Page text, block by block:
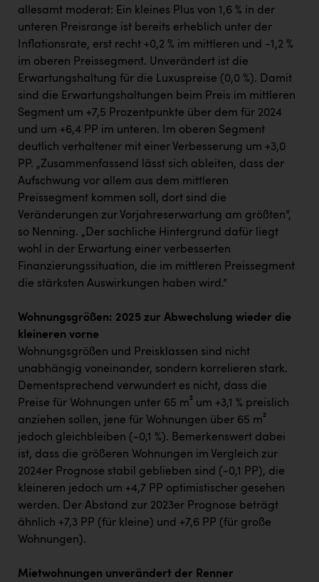
allesamt moderat: Ein kleines Plus von 1,6 % in der
unteren Preisrange ist bereits erheblich unter der
Inflationsrate, erst recht +0,2 % im mittleren und -1,2 %
im oberen Preissegment. Unverändert ist die
Erwartungshaltung für die Luxuspreise (0,0 %). Damit
sind die Erwartungshaltungen beim Preis im mittleren
Segment um +7,5 Prozentpunkte über dem für 2024
und um +6,4 PP im unteren. Im oberen Segment
deutlich verhaltener mit einer Verbesserung um +3,0
PP. „Zusammenfassend lässt sich ableiten, dass der
Aufschwung vor allem aus dem mittleren
Preissegment kommen soll, dort sind die
Veränderungen zur Vorjahreserwartung am größten“,
so Nenning. „Der sachliche Hintergrund dafür liegt
wohl in der Erwartung einer verbesserten
Finanzierungssituation, die im mittleren Preissegment
die stärksten Auswirkungen haben wird.“
Wohnungsgrößen: 2025 zur Abwechslung wieder die
kleineren vorne
Wohnungsgrößen und Preisklassen sind nicht
unabhängig voneinander, sondern korrelieren stark.
Dementsprechend verwundert es nicht, dass die
Preise für Wohnungen unter 65 m² um +3,1 % preislich
anziehen sollen, jene für Wohnungen über 65 m²
jedoch gleichbleiben (-0,1 %). Bemerkenswert dabei
ist, dass die größeren Wohnungen im Vergleich zur
2024er Prognose stabil geblieben sind (-0,1 PP), die
kleineren jedoch um +4,7 PP optimistischer gesehen
werden. Der Abstand zur 2023er Prognose beträgt
ähnlich +7,3 PP (für kleine) und +7,6 PP (für große
Wohnungen).
Mietwohnungen unverändert der Renner